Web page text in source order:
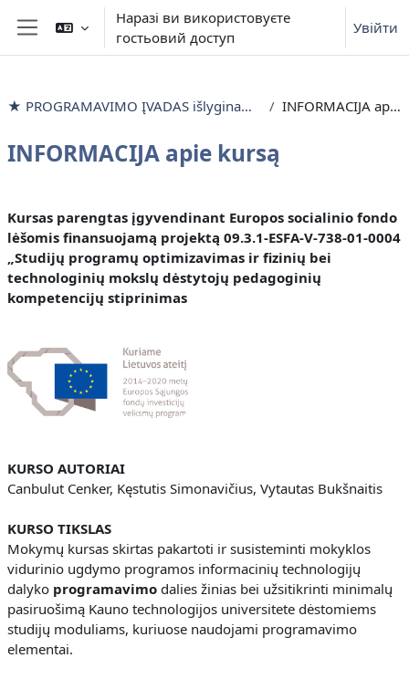
Перейти до головного вмісту
Бокова панель
Наразі ви використовуєте
гостьовий доступ
Увійти
★ PROGRAMAVIMO ĮVADAS išlyginamieji mokymai INFORMACIJA apie kursą
INFORMACIJA apie kursą
Схема розділу
Kursas parengtas įgyvendinant Europos socialinio fondo
lėšomis finansuojamą projektą 09.3.1-ESFA-V-738-01-0004
„Studijų programų optimizavimas ir fizinių bei
technologinių mokslų dėstytojų pedagoginių
kompetencijų stiprinimas
KURSO AUTORIAI
Canbulut Cenker, Kęstutis Simonavičius, Vytautas Bukšnaitis
KURSO TIKSLAS
Mokymų kursas skirtas pakartoti ir susisteminti mokyklos
vidurinio ugdymo programos informacinių technologijų
dalyko programavimo dalies žinias bei užsitikrinti minimalų
pasiruošimą Kauno technologijos universitete dėstomiems
studijų moduliams, kuriuose naudojami programavimo
elementai.